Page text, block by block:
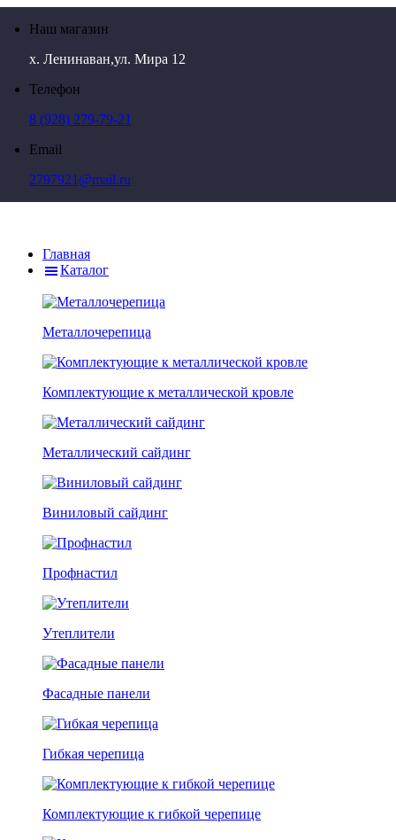
Наш магазин
х. Ленинаван,ул. Мира 12
Телефон
8 (928) 279-79-21
Email
2797921@mail.ru
Главная
Каталог
Металлочерепица
Комплектующие к металлической кровле
Металлический сайдинг
Виниловый сайдинг
Профнастил
Утеплители
Фасадные панели
Гибкая черепица
Комплектующие к гибкой черепице